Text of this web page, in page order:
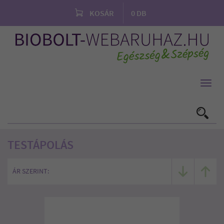
KOSÁR 0 DB
TESTÁPOLÁS
ÁR SZERINT: